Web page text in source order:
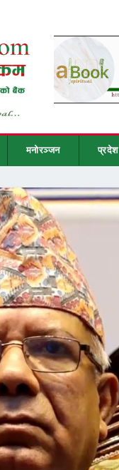
मनोरञ्जन प्रदेश